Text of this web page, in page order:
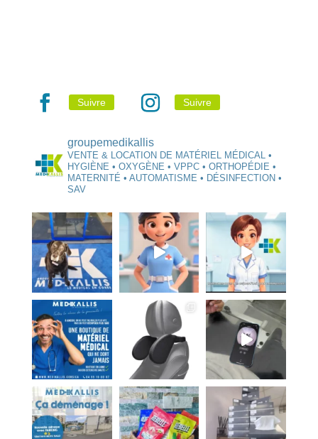
Suivre Suivre
groupemedikallis
VENTE & LOCATION DE MATÉRIEL MÉDICAL •
HYGIÈNE • OXYGÈNE • VPPC • ORTHOPÉDIE •
MATERNITÉ • AUTOMATISME • DÉSINFECTION •
SAV